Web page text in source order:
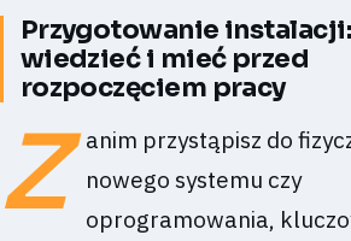
Przygotowanie
wiedzieć i mieć przed
rozpoczęciem pracy
Z
anim przystąpisz do
nowego systemu czy
oprogramowania,